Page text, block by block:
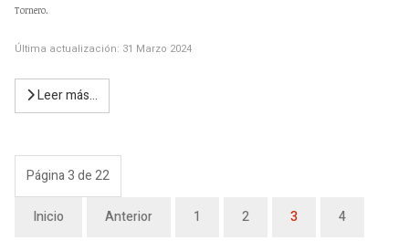
Tornero.
Última actualización: 31 Marzo 2024
Leer más…
Página 3 de 22
Inicio Anterior 1 2 3 4